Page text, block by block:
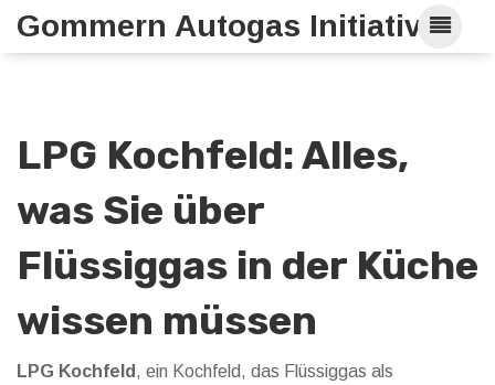
Gommern Autogas Initiative
LPG Kochfeld: Alles,
was Sie über
Flüssiggas in der Küche
wissen müssen
LPG Kochfeld , ein Kochfeld, das Flüssiggas als